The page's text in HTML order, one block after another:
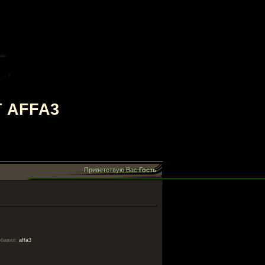
Приветствую ВасГость
: affa3